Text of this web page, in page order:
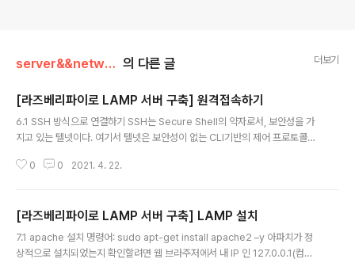
server&&network 의 다른 글 더보기
[라즈베리파이로 LAMP 서버 구축] 원격접속하기
6.1 SSH 방식으로 연결하기 SSH는 Secure Shell의 약자로서, 보안성을 가
지고 있는 텔넷이다. 여기서 텔넷은 보안성이 없는 CLI기반의 제어 프로토콜이
1.1 SSH접속을 위한 클라이언트 설치 보통 많이 쓰는 클라이언트 프로그램은
utty_naver software.naver.com/software/summary.nhn?software
Id=MFS_116451 셋중 어디로 들어가서 받든 상관없다. 6.1.2 putty 실행 시
작메뉴에 들어가서 ..
0 0 2021. 4. 22.
[라즈베리파이로 LAMP 서버 구축] LAMP 설치
7.1 apache 설치 명령어: sudo apt-get install apache2 –y 아파치가 정
상적으로 설치되었는지 확인할려면 웹 브라주저에서 내 IP 인 127.0.0.1(컴퓨